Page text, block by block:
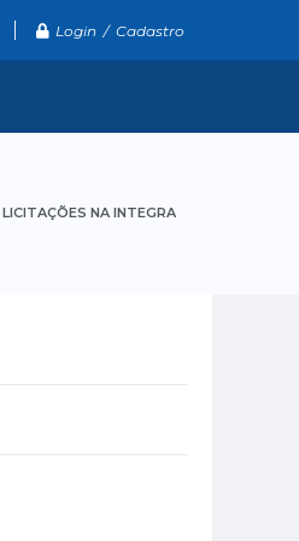
Login / Cadastro
LICITAÇÕES NA INTEGRA